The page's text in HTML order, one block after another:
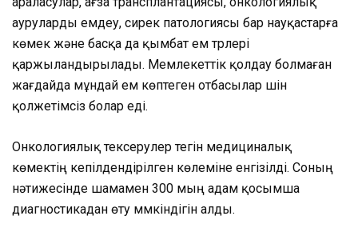
ауруларды емдеу, сирек патологиясы бар науқастарға
көмек және басқа да қымбат ем түрлері
қаржыландырылады. Мемлекеттік қолдау болмаған
жағдайда мұндай ем көптеген отбасылар үшін
қолжетімсіз болар еді.
Онкологиялық тексерулер тегін медициналық
көмектің кепілдендірілген көлеміне енгізілді. Соның
нәтижесінде шамамен 300 мың адам қосымша
диагностикадан өту мүмкіндігін алды.